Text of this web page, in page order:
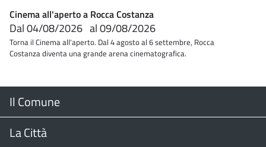
Cinema all'aperto a Rocca Costanza
Dal04/08/2026 al09/08/2026
Torna il Cinema all'aperto. Dal 4 agosto al 6 settembre, Rocca
Costanza diventa una grande arena cinematografica.
Menu
Footer
Il Comune
Il Sindaco
La Città